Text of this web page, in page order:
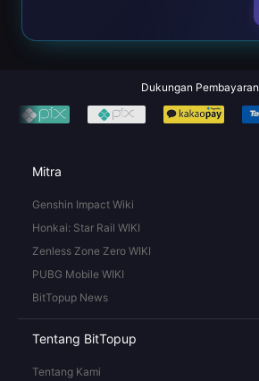
Dukungan Pembayaran
Mitra
Genshin Impact Wiki
Honkai: Star Rail WIKI
Zenless Zone Zero WIKI
PUBG Mobile WIKI
BitTopup News
Tentang BitTopup
Tentang Kami